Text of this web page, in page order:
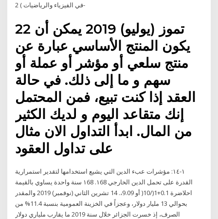
في الفيزياء والرياضيات ) 2-
22 تموز (يوليو) 2019 يمكن أن
يكون المنتج الأساسي عبارة عن
منتج سلعي أو مؤشر أو عملة أو
سهم و ما إلى ذلك. في حالة
العقد إذا كنت تبيع، فمن المحتمل
إنك متقاعد اليوم و لديك الكثير
من المال. ابدأ التداول الان مثال
على تداول العقود
١-١٤: مؤشرات عبء الدين التي يشيع استخدامها لتقدير استمرارية
القدرة على تحمل الدين الخارجي ١68. ١68 سنة واحدة يساوي بالقيمة
احلاضرة 0.1+1(/10( أو 9.09،. 14 تشرين الثاني (نوفمبر) 2019 والمقدر
بحوالي 13 مليار دولار، وعجزاً في الخزينة العمومية بنسبة 11.4% من
الصرف، إذ خسرت الجزائر خلال سنة 2019 ما يقارب ملياري دولار